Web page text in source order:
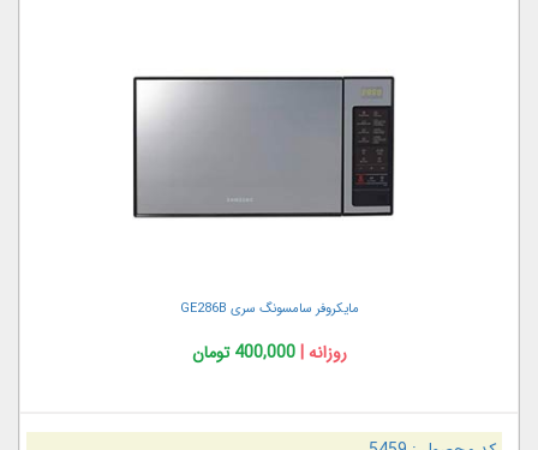
مایکروفر سامسونگ سری GE286B
روزانه |400,000 تومان